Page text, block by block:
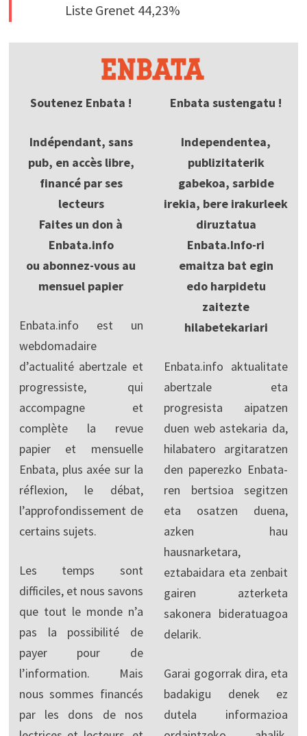
Liste Grenet 44,23%
Soutenez Enbata !
Indépendant, sans
pub, en accès libre,
financé par ses
lecteurs
Faites un don à
Enbata.info
ou abonnez-vous au
mensuel papier
Enbata.info est un
webdomadaire
d’actualité abertzale et
progressiste, qui
accompagne et
complète la revue
papier et mensuelle
Enbata, plus axée sur la
réflexion, le débat,
l’approfondissement de
certains sujets.
Les temps sont
difficiles, et nous savons
que tout le monde n’a
pas la possibilité de
payer pour de
l’information. Mais
nous sommes financés
par les dons de nos
Enbata sustengatu !
Independentea,
publizitaterik
gabekoa, sarbide
irekia, bere irakurleek
diruztatua
Enbata.Info-ri
emaitza bat egin
edo harpidetu
zaitezte
hilabetekariari
Enbata.info aktualitate
abertzale eta
progresista aipatzen
duen web astekaria da,
hilabatero argitaratzen
den paperezko Enbata-
ren bertsioa segitzen
eta osatzen duena,
azken hau
hausnarketara,
eztabaidara eta zenbait
gairen azterketa
sakonera bideratuagoa
delarik.
Garai gogorrak dira, eta
badakigu denek ez
dutela informazioa